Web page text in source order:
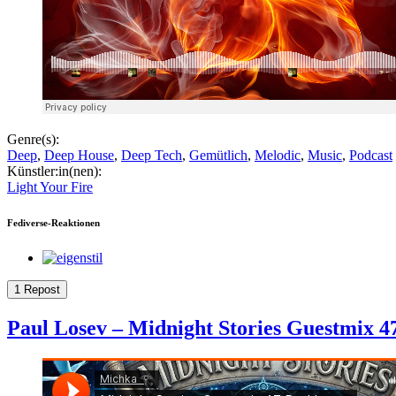
Genre(s):
Deep, Deep House, Deep Tech, Gemütlich, Melodic, Music, Podcast
Künstler:in(nen):
Light Your Fire
Fediverse-Reaktionen
1 Repost
Paul Losev – Midnight Stories Guestmix